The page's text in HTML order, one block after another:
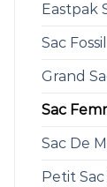
Eastpak
Sac Fossil
Grand
Sac
Sac De
Petit